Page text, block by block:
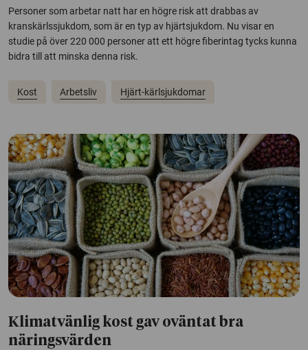
Personer som arbetar natt har en högre risk att drabbas av
kranskärlssjukdom, som är en typ av hjärtsjukdom. Nu visar en
studie på över 220 000 personer att ett högre fiberintag tycks kunna
bidra till att minska denna risk.
Kost Arbetsliv Hjärt-kärlsjukdomar
Klimatvänlig kost gav oväntat bra
näringsvärden